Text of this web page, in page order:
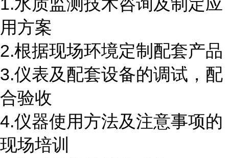
用方案
2.根据现场环境定制配套产品
3.仪表及配套设备的调试，配
合验收
4.仪器使用方法及注意事项的
现场培训